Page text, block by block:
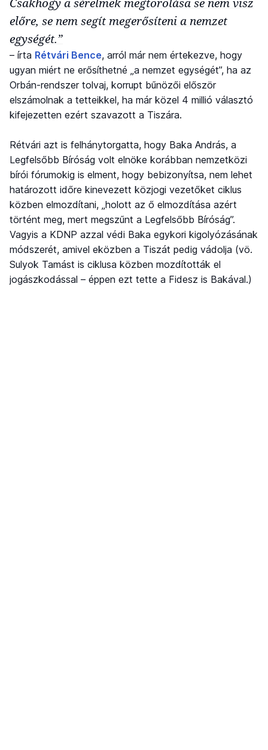
előre, se nem segít megerősíteni a nemzet
egységét.”
– írta Rétvári Bence, arról már nem értekezve, hogy
ugyan miért ne erősíthetné „a nemzet egységét”, ha az
Orbán-rendszer tolvaj, korrupt bűnözői először
elszámolnak a tetteikkel, ha már közel 4 millió választó
kifejezetten ezért szavazott a Tiszára.
Rétvári azt is felhánytorgatta, hogy Baka András, a
Legfelsőbb Bíróság volt elnöke korábban nemzetközi
bírói fórumokig is elment, hogy bebizonyítsa, nem lehet
határozott időre kinevezett közjogi vezetőket ciklus
közben elmozdítani, „holott az ő elmozdítása azért
történt meg, mert megszűnt a Legfelsőbb Bíróság”.
Vagyis a KDNP azzal védi Baka egykori kigolyózásának
módszerét, amivel eközben a Tiszát pedig vádolja (vö.
Sulyok Tamást is ciklusa közben mozdították el
jogászkodással – éppen ezt tette a Fidesz is Bakával.)